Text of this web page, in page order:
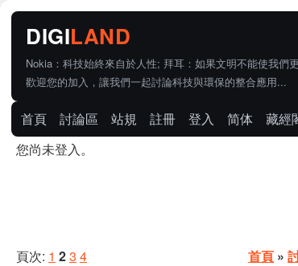
Nokia：科技始終來自於人性; 拜耳：如果文明不能使我們
歡迎您的加入，讓我們一起討論科技與環保的整合應用...
首頁 討論區 站規 註冊 登入 简体 藏經
您尚未登入。
頁次: 1 23 4 首頁 »